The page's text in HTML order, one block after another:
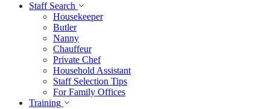
Staff Search
Housekeeper
Butler
Nanny
Chauffeur
Private Chef
Household Assistant
Staff Selection Tips
For Family Offices
Training